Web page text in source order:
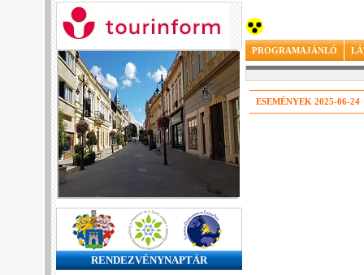
RENDEZVÉNYNAPTÁR
PROGRAMAJÁNLÓ
ESEMÉNYEK 2025-06-24